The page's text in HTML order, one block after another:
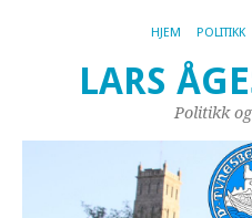
HJEM POLITIKK
LARS
Politikk